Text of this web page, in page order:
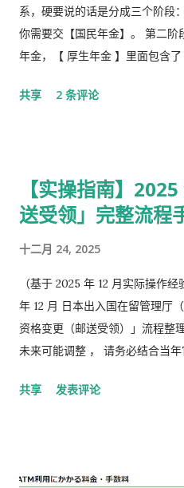
系，硬要说的话是分成三个阶段
你需要交【国民年金】。 第二阶
年金，【 厚生年金 】里面包含
槽的。 第1号被保险者：20岁以
共享 2 条评论
【实操指南】
送受领」完整流程
十二月 24, 2025
（基于 2025 年 12 月实际操作
年 12 月 日本出入国在留管理厅
资格变更（邮送受领）」流程整
未来可能调整 ， 请务必结合当
完了，请邮寄材料 」的邮件 选
载 PDF（不是费用说明页） 👉
共享 发表评论